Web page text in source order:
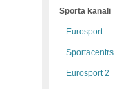
Sporta kanāli
Eurosport
Sportacentrs
Eurosport 2